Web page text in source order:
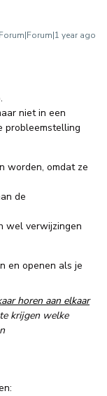
Forum|Forum|1 year ago
niet in een
probleemstelling
worden, omdat ze
de
wel verwijzingen
en openen als je
horen aan elkaar
krijgen welke